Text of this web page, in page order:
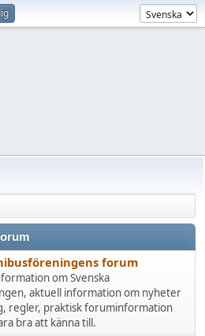
forum
om Svenska
aktuell information om nyheter
regler, praktisk foruminformation
bra att känna till.